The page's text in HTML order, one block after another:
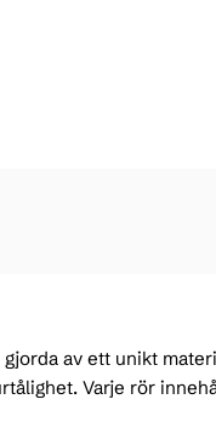
av ett unikt
Varje rör